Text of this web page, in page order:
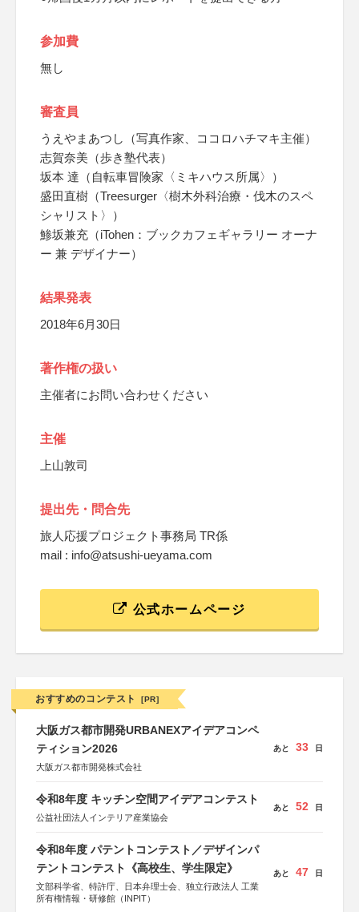
参加費
無し
審査員
うえやまあつし（写真作家、ココロハチマキ主催）
志賀奈美（歩き塾代表）
坂本 達（自転車冒険家〈ミキハウス所属〉）
盛田直樹（Treesurger〈樹木外科治療・伐木のスペ
シャリスト〉）
鯵坂兼充（iTohen：ブックカフェギャラリー オーナ
ー 兼 デザイナー）
結果発表
2018年6月30日
著作権の扱い
主催者にお問い合わせください
主催
上山敦司
提出先・問合先
旅人応援プロジェクト事務局 TR係
mail : info@atsushi-ueyama.com
公式ホームページ
おすすめのコンテスト [PR]
大阪ガス都市開発URBANEXアイデアコンペ
ティション2026
大阪ガス都市開発株式会社
あと 33 日
令和8年度 キッチン空間アイデアコンテスト
公益社団法人インテリア産業協会
あと 52 日
令和8年度 パテントコンテスト／デザインパ
テントコンテスト《高校生、学生限定》
文部科学省、特許庁、日本弁理士会、独立行政法人 工業
所有権情報・研修館（INPIT）
あと 47 日